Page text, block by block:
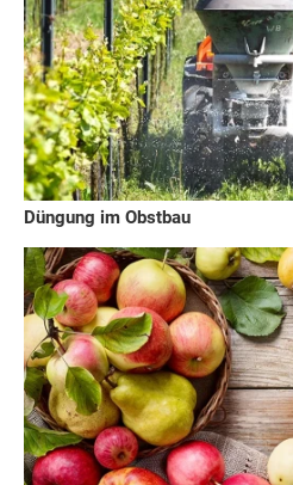
Düngung im Obstbau